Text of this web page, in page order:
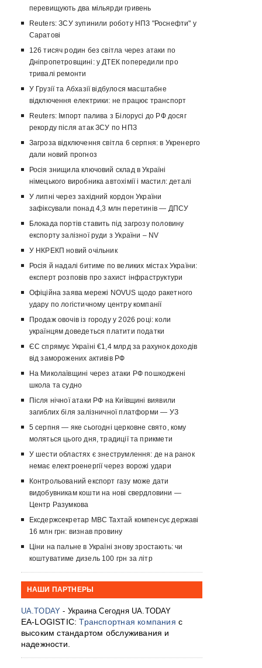
перевищують два мільярди гривень
Reuters: ЗСУ зупинили роботу НПЗ "Роснефти" у
Саратові
126 тисяч родин без світла через атаки по
Дніпропетровщині: у ДТЕК попередили про
тривалі ремонти
У Грузії та Абхазії відбулося масштабне
відключення електрики: не працює транспорт
Reuters: Імпорт палива з Білорусі до РФ досяг
рекорду після атак ЗСУ по НПЗ
Загроза відключення світла 6 серпня: в Укренерго
дали новий прогноз
Росія знищила ключовий склад в Україні
німецького виробника автохімії і мастил: деталі
У липні через західний кордон України
зафіксували понад 4,3 млн перетинів — ДПСУ
Блокада портів ставить під загрозу половину
експорту залізної руди з України – NV
У НКРЕКП новий очільник
Росія й надалі битиме по великих містах України:
експерт розповів про захист інфраструктури
Офіційна заява мережі NOVUS щодо ракетного
удару по логістичному центру компанії
Продаж овочів із городу у 2026 році: коли
українцям доведеться платити податки
ЄС спрямує Україні €1,4 млрд за рахунок доходів
від заморожених активів РФ
На Миколаївщині через атаки РФ пошкоджені
школа та судно
Після нічної атаки РФ на Київщині виявили
загиблих біля залізничної платформи — УЗ
5 серпня — яке сьогодні церковне свято, кому
моляться цього дня, традиції та прикмети
У шести областях є знеструмлення: де на ранок
немає електроенергії через ворожі удари
Контрольований експорт газу може дати
видобувникам кошти на нові свердловини —
Центр Разумкова
Ексдержсекретар МВС Тахтай компенсує державі
16 млн грн: визнав провину
Ціни на пальне в Україні знову зростають: чи
коштуватиме дизель 100 грн за літр
НАШИ ПАРТНЕРЫ
UA.TODAY - Украина Сегодня UA.TODAY
EA-LOGISTIC:Транспортная компания с
высоким стандартом обслуживания и
надежности.